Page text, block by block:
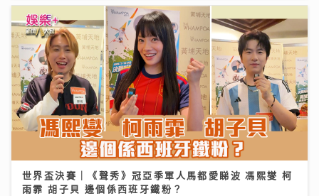
世界盃決賽｜《聲秀》冠亞季軍人馬都愛睇波 馮熙燮 柯
雨霏 胡子貝 邊個係西班牙鐵粉？